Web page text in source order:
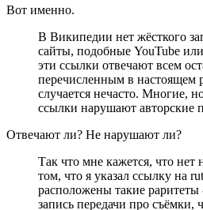
Вот именно.
В Википедии нет жёсткого
сайты, подобные YouTube
эти ссылки отвечают всем
перечисленным в настоящем
случается нечасто. Многие,
ссылки нарушают авторские
Отвечают ли? Не нарушают ли?
Так что мне кажется, что нет
том, что я указал ссылку на
расположены такие раритеты
запись передачи про съёмки,